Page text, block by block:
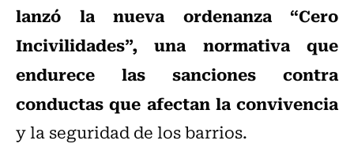
lanzó la nueva ordenanza “Cero
Incivilidades”, una normativa que
endurece las sanciones contra
conductas que afectan la convivencia
y la seguridad de los barrios.